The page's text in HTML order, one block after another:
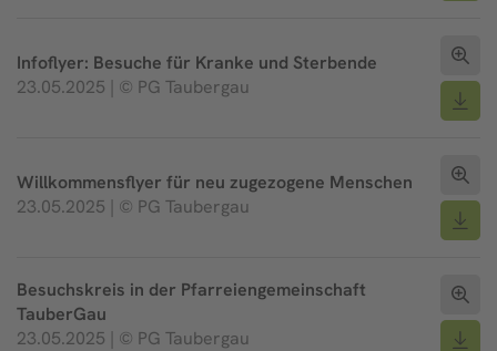
Infoflyer: Besuche für Kranke und Sterbende
23.05.2025 | © PG Taubergau
Willkommensflyer für neu zugezogene Menschen
23.05.2025 | © PG Taubergau
Besuchskreis in der Pfarreiengemeinschaft
TauberGau
23.05.2025 | © PG Taubergau